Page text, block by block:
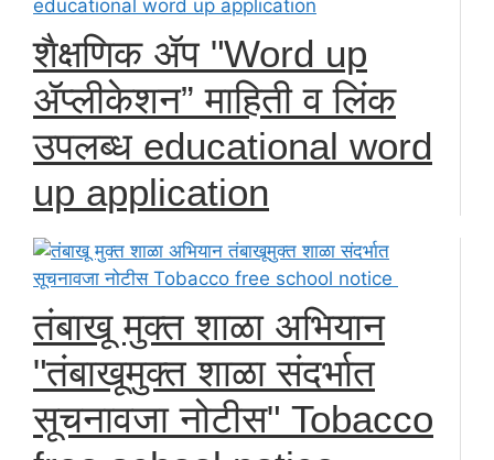
शैक्षणिक ॲप "Word up
ॲप्लीकेशन” माहिती व लिंक
उपलब्ध educational word
up application
तंबाखू मुक्त शाळा अभियान
"तंबाखूमुक्त शाळा संदर्भात
सूचनावजा नोटीस" Tobacco